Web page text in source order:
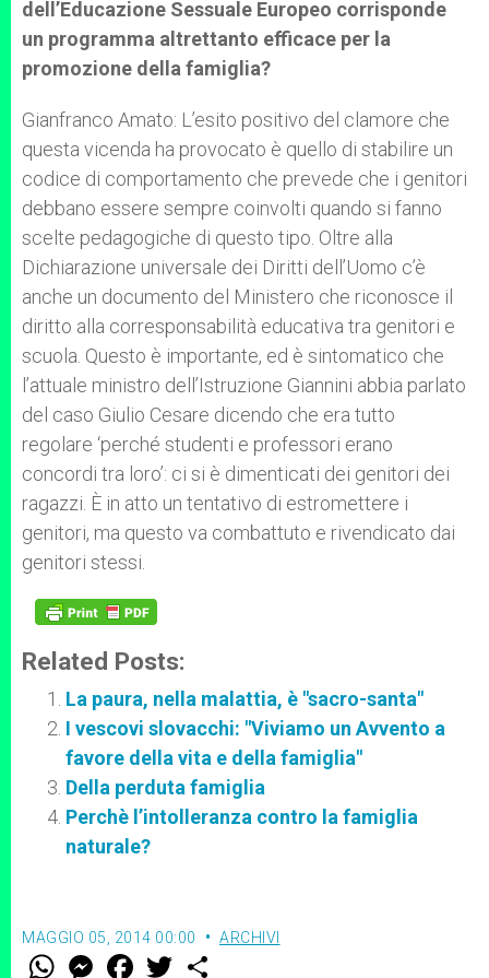
dell’Educazione Sessuale Europeo corrisponde
un programma altrettanto efficace per la
promozione della famiglia?
Gianfranco Amato: L’esito positivo del clamore che
questa vicenda ha provocato è quello di stabilire un
codice di comportamento che prevede che i genitori
debbano essere sempre coinvolti quando si fanno
scelte pedagogiche di questo tipo. Oltre alla
Dichiarazione universale dei Diritti dell’Uomo c’è
anche un documento del Ministero che riconosce il
diritto alla corresponsabilità educativa tra genitori e
scuola. Questo è importante, ed è sintomatico che
l’attuale ministro dell’Istruzione Giannini abbia parlato
del caso Giulio Cesare dicendo che era tutto
regolare ‘perché studenti e professori erano
concordi tra loro’: ci si è dimenticati dei genitori dei
ragazzi. È in atto un tentativo di estromettere i
genitori, ma questo va combattuto e rivendicato dai
genitori stessi.
Related Posts:
La paura, nella malattia, è "sacro-santa"
I vescovi slovacchi: "Viviamo un Avvento a
favore della vita e della famiglia"
Della perduta famiglia
Perchè l’intolleranza contro la famiglia
naturale?
MAGGIO 05, 2014 00:00 ARCHIVI
W M F